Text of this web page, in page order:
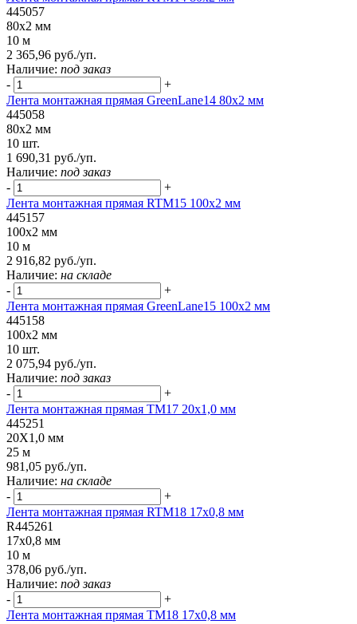
445057
80x2 мм
10 м
2 365,96 руб./уп.
Наличие: под заказ
-
+
Лента монтажная прямая GreenLane14 80x2 мм
445058
80x2 мм
10 шт.
1 690,31 руб./уп.
Наличие: под заказ
-
+
Лента монтажная прямая RTM15 100x2 мм
445157
100x2 мм
10 м
2 916,82 руб./уп.
Наличие: на складе
-
+
Лента монтажная прямая GreenLane15 100x2 мм
445158
100x2 мм
10 шт.
2 075,94 руб./уп.
Наличие: под заказ
-
+
Лента монтажная прямая ТМ17 20х1,0 мм
445251
20Х1,0 мм
25 м
981,05 руб./уп.
Наличие: на складе
-
+
Лента монтажная прямая RTM18 17x0,8 мм
R445261
17x0,8 мм
10 м
378,06 руб./уп.
Наличие: под заказ
-
+
Лента монтажная прямая ТМ18 17x0,8 мм